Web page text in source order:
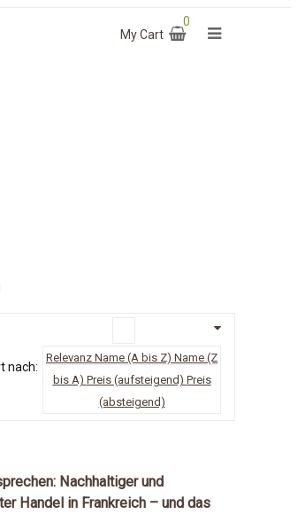
My Cart
0
nach:
Relevanz Name (A bis Z) Name (Z
bis A) Preis (aufsteigend) Preis
(absteigend)
Nachhaltiger und
Handel in Frankreich – und das